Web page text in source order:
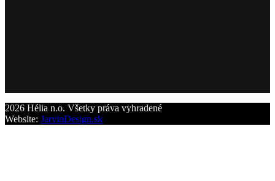
2026 Hélia n.o. Všetky práva vyhradené
Website: JarvinDesign.sk